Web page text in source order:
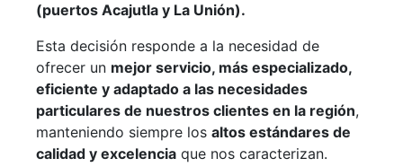
(puertos Acajutla y La Unión).
Esta decisión responde a la necesidad de
ofrecer un mejor servicio, más especializado,
eficiente y adaptado a las necesidades
particulares de nuestros clientes en la región,
manteniendo siempre los altos estándares de
calidad y excelencia que nos caracterizan.